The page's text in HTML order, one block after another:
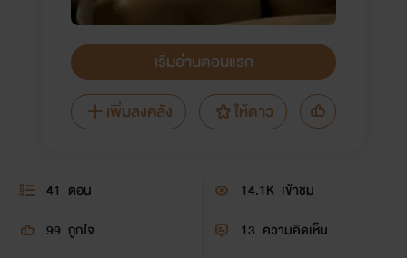
เริ่มอ่านตอนแรก
เพิ่มลงคลัง
ให้ดาว
41 ตอน 14.1K เข้าชม
99 ถูกใจ 13 ความคิดเห็น